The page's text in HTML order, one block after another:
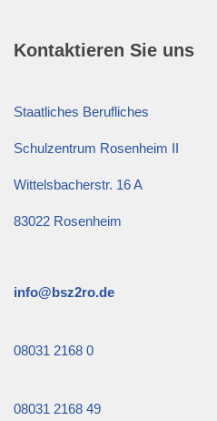
Kontaktieren Sie uns
Staatliches Berufliches
Schulzentrum Rosenheim II
Wittelsbacherstr. 16 A
83022 Rosenheim
info@bsz2ro.de
08031 2168 0
08031 2168 49